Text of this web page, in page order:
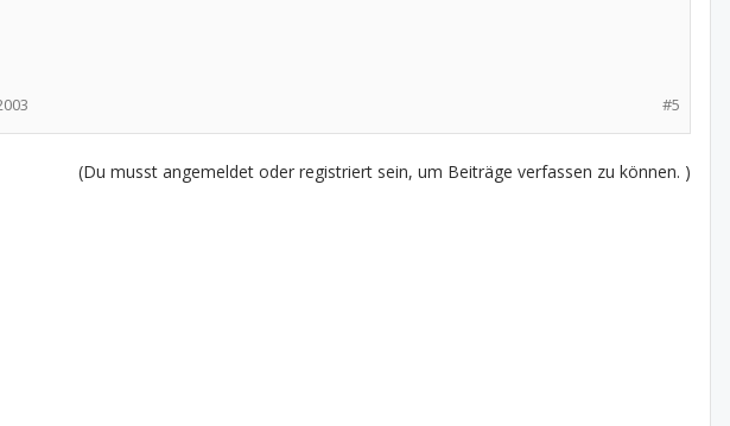
#5
(Du musst angemeldet oder registriert sein, um Beiträge verfassen zu können. )